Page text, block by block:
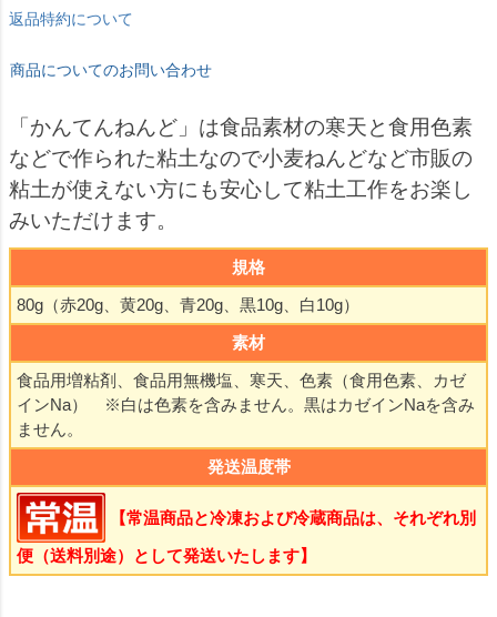
返品特約について
商品についてのお問い合わせ
「かんてんねんど」は食品素材の寒天と食用色素
などで作られた粘土なので小麦ねんどなど市販の
粘土が使えない方にも安心して粘土工作をお楽し
みいただけます。
規格
80g（赤20g、黄20g、青20g、黒10g、白10g）
素材
食品用増粘剤、食品用無機塩、寒天、色素（食用色素、カゼ
インNa） ※白は色素を含みません。黒はカゼインNaを含み
ません。
発送温度帯
【常温商品と冷凍および冷蔵商品は、それぞれ別
便（送料別途）として発送いたします】